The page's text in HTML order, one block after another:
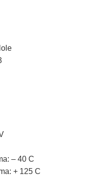
– 40 C
+ 125 C